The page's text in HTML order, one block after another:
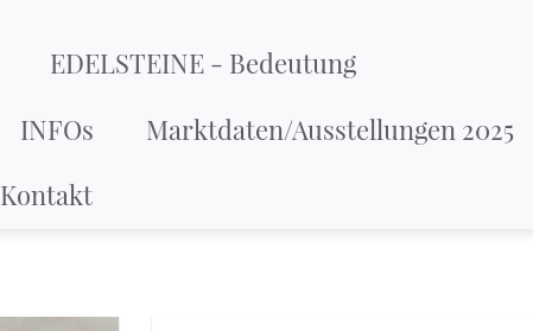
EDELSTEINE - Bedeutung
INFOs
Marktdaten/Ausstellungen 2025
Kontakt